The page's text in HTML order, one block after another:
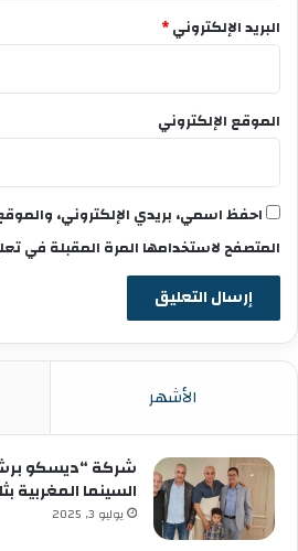
البريد الإلكتروني*
الموقع الإلكتروني
احفظ اسمي، بريدي الإلكتروني،
المتصفح لاستخدامها المرة المقبلة في
الأشهر
شركة “ديسكو
السينما المغربية
يوليو 3, 2025